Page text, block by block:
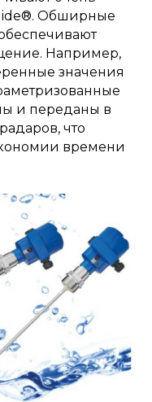
Обширные
Например,
значения
и переданы в
что
времени